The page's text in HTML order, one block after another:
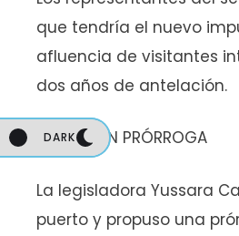
DARK
DARK
que tendría el nuevo
afluencia de visitantes
dos años de antelación.
PROPONEN PRÓRROGA
La legisladora Yussara
puerto y propuso una